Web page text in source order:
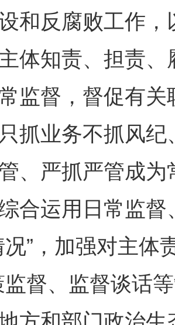
和反腐败工作
体知责、担责、
监督，督促有
抓业务不抓风
、严抓严管成
合运用日常监
况”，加强对主体
监督、监督谈话